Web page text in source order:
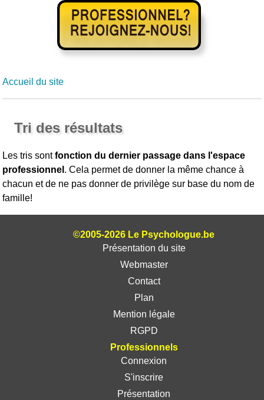
Accueil du site
Tri des résultats
Les tris sontfonction du dernier passage dans l'espace
professionnel . Cela permet de donner la même chance à
chacun et de ne pas donner de privilège sur base du nom de
famille!
©2005-2026 Le Psychologue.be
Présentation du site
Webmaster
Contact
Plan
Mention légale
RGPD
Professionnels
Connexion
S'inscrire
Présentation